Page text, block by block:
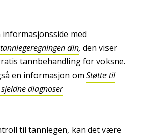
med
din, den viser
tannbehandling for voksne.
en informasjon om Støtte til
diagnoser
til tannlegen, kan det være